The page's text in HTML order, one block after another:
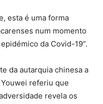
esta é uma forma
num momento
da Covid-19”.
da autarquia chinesa a
referiu que
revela os